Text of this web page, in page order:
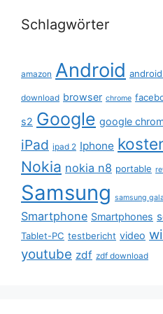
Schlagwörter
amazon Android
download browser chrome
s2 Google google
iPad ipad 2 Iphone
Nokia nokia n8 portable
Samsung samsung
Smartphone Smartphones
Tablet-PC testbericht video
youtube zdf zdf download